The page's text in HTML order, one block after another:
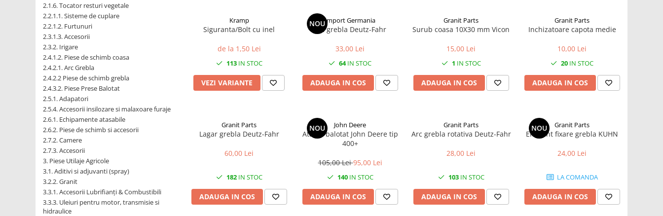
1.6.4. Demaroare
1.6.8. Echipamente & aparate de
masurare/testare
1.6.5. Întrerupătoare
1.6.6 Priza & Stechere
1.6.7. Diverse
1.7. Sisteme de franare
1.7.1 Cablu frana
1.7.2. Placute de frana
1.7.3. Simeringuri sistem franare
2.1.6. Tocator resturi vegetale
2.2.1.1. Sisteme de cuplare
2.2.1.2. Furtunuri
2.3.1.3. Accesorii
2.3.2. Irigare
2.4.1.2. Piese de schimb coasa
2.4.2.1. Arc Grebla
2.4.2.2 Piese de schimb grebla
2.4.3.2. Piese Prese Balotat
2.5.1. Adapatori
2.5.4. Accesorii insilozare si malaxoare furaje
2.6.1. Echipamente atasabile
2.6.2. Piese de schimb si accesorii
2.7.2. Camere
2.7.3. Accesorii
3. Piese Utilaje Agricole
3.1. Aditivi si adjuvanti (spray)
3.2.2. Granit
3.3.1. Accesorii Lubrifianți & Combustibili
3.3.3. Uleiuri pentru motor, transmisie si
hidraulice
Kramp
Siguranta/Bolt cu inel
de la 1,50 Lei
113IN STOC
VEZI VARIANTE
NOUImport Germania
Arc grebla Deutz-Fahr
33,00 Lei
64IN STOC
ADAUGA IN COS
Granit Parts
Surub coasa 10X30 mm Vicon
15,00 Lei
1 IN STOC
ADAUGA IN COS
Granit Parts
Inchizatoare capota medie
10,00 Lei
20 IN STOC
ADAUGA IN COS
Granit Parts
Lagar grebla Deutz-Fahr
60,00 Lei
182IN STOC
ADAUGA IN COS
NOU John Deere
Ata de balotat John Deere tip
400+
105,00 Lei95,00 Lei
140IN STOC
ADAUGA IN COS
Granit Parts
Arc grebla rotativa Deutz-Fahr
28,00 Lei
103IN STOC
ADAUGA IN COS
NOU Granit Parts
Element fixare grebla KUHN
24,00 Lei
LA COMANDA
ADAUGA IN COS